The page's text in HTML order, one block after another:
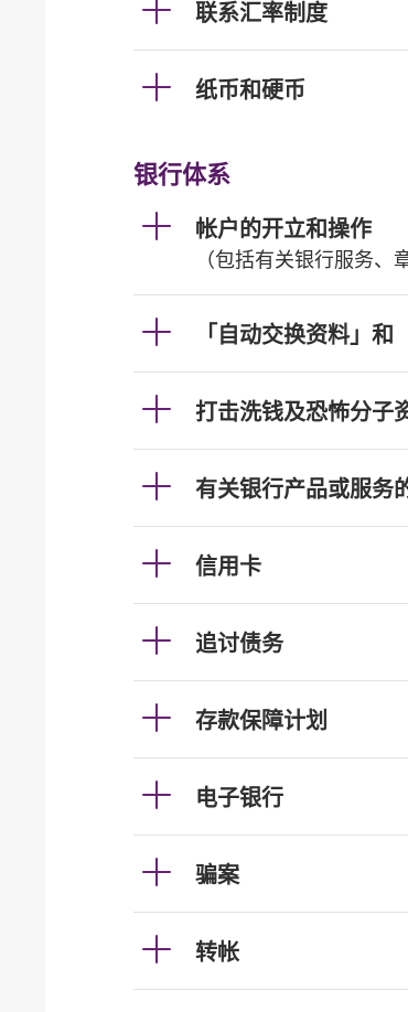
联系汇率制度
纸币和硬币
银行体系
帐户的开立和操作
（包括有关银行服务、
「自动交换资料」和
打击洗钱及恐怖分子
有关银行产品或服务
信用卡
追讨债务
存款保障计划
电子银行
骗案
转帐